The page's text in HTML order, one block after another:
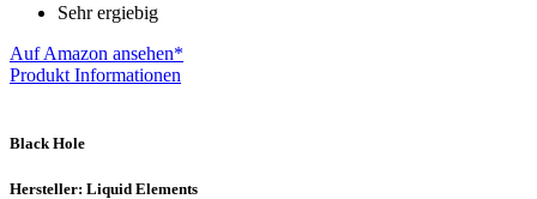
Sehr ergiebig
Auf Amazon ansehen*
Produkt Informationen
Black Hole
Hersteller: Liquid Elements